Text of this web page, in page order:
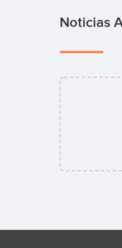
Noticias